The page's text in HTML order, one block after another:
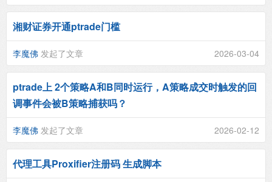
湘财证券开通ptrade门槛
李魔佛 发起了文章 2026-03-04
ptrade上 2个策略A和B同时运行，A策略成交时触发的回
调事件会被B策略捕获吗？
李魔佛 发起了文章 2026-02-12
代理工具Proxifier注册码 生成脚本